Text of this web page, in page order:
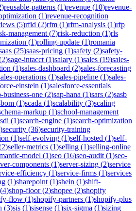
)reusable-patterns (1)revenue (10)revenue-
(1)revenue-recognition
(5)rfid (2)rfm (1)rfm-analysis (1)rfp
management (7)risk-reduction (1)rls
(1)rolling-update (1)romania
(25)saas-pricing (1)safety (2)safety-
2)sage-intacct (1)salary (1)sales (19)sales-
(1)sales-dashboard (2)sales-forecasting
operations (1)sales-pipeline (1)sales-
einstein (1)salesforce-essentials
business-one (2)sap-hana (1)sars (2)sasb
(1)scada (1)scalability (3)scaling
markup (1)school-management
sdi (1)search-engine (1)search-optimization
)security (36)security-training
(1)self-evolving (1)self-hosted (1)self-
2)seller-metrics (1)selling (1)selling-online
model (1)seo (16)seo-audit (1)seo-
components (1)server-sizing (2)service
efficiency (1)service-firms (1)services
(1)sharepoint (1)shein (1)shift-
(4)shop-floor(2)shopee (2)shopify
flow (1)shopify-partners (1)shopify-plus
(3)sis (1)sisense (1)six-sigma (1)sizing